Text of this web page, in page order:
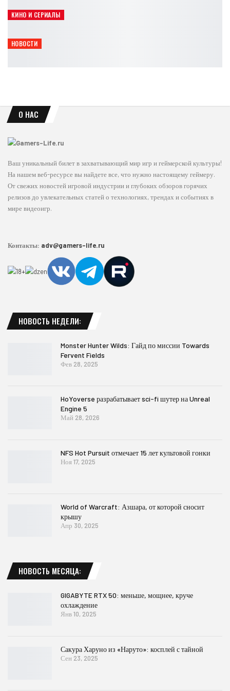
КИНО И СЕРИАЛЫ
Япония усиливает защиту Pokémon, Mario и Naruto
НОВОСТИ
Rockstar покажет расширенный взгляд на GTA 6 уже 27 августа
О НАС
Ваш уникальный билет в захватывающий мир игр и геймерской культуры!
На нашем веб-ресурсе вы найдете все, что нужно настоящему геймеру.
От свежих новостей игровой индустрии и глубоких обзоров горячих
релизов до увлекательных статей о технологиях, трендах и событиях в
мире видеоигр.
Контакты: adv@gamers-life.ru
НОВОСТЬ НЕДЕЛИ:
Monster Hunter Wilds: Гайд по миссии Towards
Fervent Fields
Фев 28, 2025
HoYoverse разрабатывает sci-fi шутер на Unreal
Engine 5
Май 28, 2026
NFS Hot Pursuit отмечает 15 лет культовой гонки
Ноя 17, 2025
World of Warcraft: Азшара, от которой сносит
крышу
Апр 30, 2025
НОВОСТЬ МЕСЯЦА:
GIGABYTE RTX 50: меньше, мощнее, круче
охлаждение
Янв 10, 2025
Сакура Харуно из «Наруто»: косплей с тайной
Сен 23, 2025